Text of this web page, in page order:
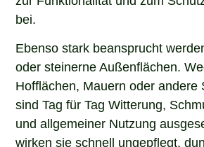
bei.
Ebenso stark beansprucht
oder steinerne Außenflächen.
Hofflächen, Mauern oder andere
sind Tag für Tag Witterung,
und allgemeiner Nutzung
wirken sie schnell ungepflegt,